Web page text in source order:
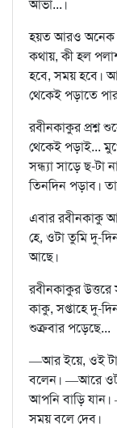
আভা...।
হয়ত আরও অনেক
কথায়, কী হল
হবে, সময় হবে।
থেকেই পড়াতে
রবীনকাকুর প্রশ্ন
থেকেই পড়াই...
সন্ধ্যা সাড়ে ছ-টা
তিনদিন পড়াব।
এবার রবীনকাকু
হে, ওটা তুমি দু-
আছে।
রবীনকাকুর
কাকু, সপ্তাহে দু-
শুক্রবার পড়েছে...
—আর ইয়ে, ওই
বলেন। —আরে
আপনি বাড়ি
সময় বলে দেব।